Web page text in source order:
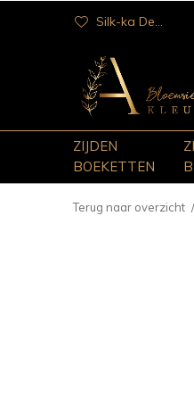
ZIJDEN
BOEKETTEN
Silk-ka Dealer
Terug naar overzicht